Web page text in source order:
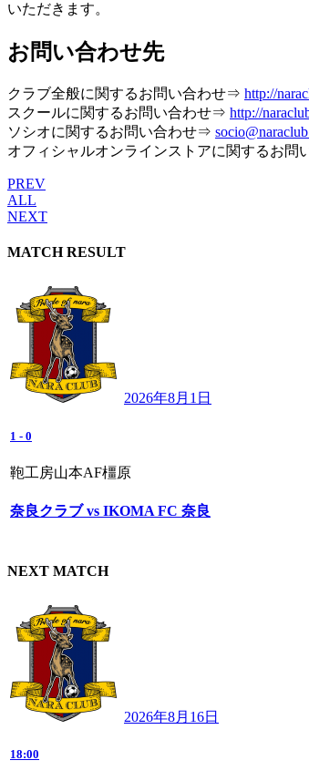
いただきます。
お問い合わせ先
クラブ全般に関するお問い合わせ⇒ http://
スクールに関するお問い合わせ⇒ http://
ソシオに関するお問い合わせ⇒
オフィシャルオンラインストアに関するお問
PREV
ALL
NEXT
MATCH RESULT
2026年8月1日
1 - 0
鞄工房山本AF橿原
奈良クラブ vs IKOMA FC 奈良
NEXT MATCH
2026年8月16日
18:00